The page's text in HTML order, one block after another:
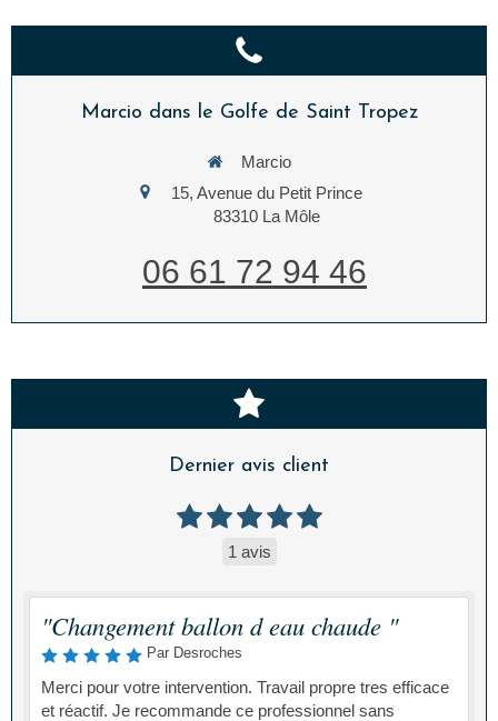
Marcio dans le Golfe de Saint Tropez
Marcio
15, Avenue du Petit Prince
83310 La Môle
06 61 72 94 46
Dernier avis client
1 avis
"Changement ballon d eau chaude "
Par Desroches
Merci pour votre intervention. Travail propre tres efficace
et réactif. Je recommande ce professionnel sans